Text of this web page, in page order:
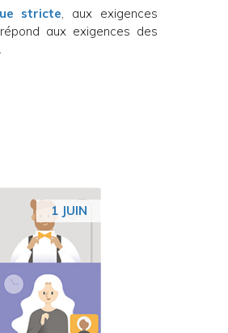
stricte, aux exigences
aux exigences des
1 JUIN